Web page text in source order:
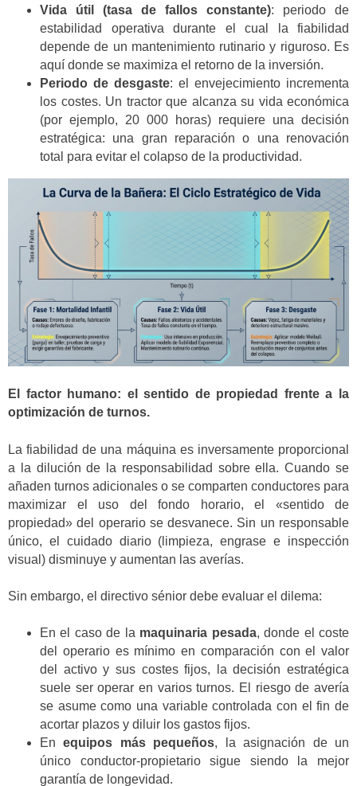
Vida útil (tasa de fallos constante): periodo de
estabilidad operativa durante el cual la fiabilidad
depende de un mantenimiento rutinario y riguroso. Es
aquí donde se maximiza el retorno de la inversión.
Periodo de desgaste: el envejecimiento incrementa
los costes. Un tractor que alcanza su vida económica
(por ejemplo, 20 000 horas) requiere una decisión
estratégica: una gran reparación o una renovación
total para evitar el colapso de la productividad.
El factor humano: el sentido de propiedad frente a la
optimización de turnos.
La fiabilidad de una máquina es inversamente proporcional
a la dilución de la responsabilidad sobre ella. Cuando se
añaden turnos adicionales o se comparten conductores para
maximizar el uso del fondo horario, el «sentido de
propiedad» del operario se desvanece. Sin un responsable
único, el cuidado diario (limpieza, engrase e inspección
visual) disminuye y aumentan las averías.
Sin embargo, el directivo sénior debe evaluar el dilema:
En el caso de la maquinaria pesada, donde el coste
del operario es mínimo en comparación con el valor
del activo y sus costes fijos, la decisión estratégica
suele ser operar en varios turnos. El riesgo de avería
se asume como una variable controlada con el fin de
acortar plazos y diluir los gastos fijos.
Enequipos más pequeños, la asignación de un
único conductor-propietario sigue siendo la mejor
garantía de longevidad.